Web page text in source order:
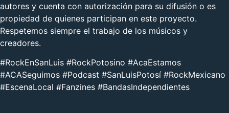
autores y cuenta con autorización para su difusión o es
propiedad de quienes participan en este proyecto.
Respetemos siempre el trabajo de los músicos y
creadores.
#RockEnSanLuis #RockPotosino #AcaEstamos
#ACASeguimos #Podcast #SanLuisPotosí #RockMexicano
#EscenaLocal #Fanzines #BandasIndependientes